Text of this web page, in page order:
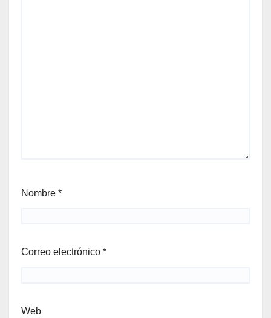
Nombre *
Correo electrónico *
Web